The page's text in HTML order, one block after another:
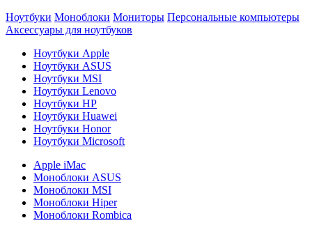
Ноутбуки Моноблоки Мониторы Персональные компьютеры
Аксессуары для ноутбуков
Ноутбуки Apple
Ноутбуки ASUS
Ноутбуки MSI
Ноутбуки Lenovo
Ноутбуки HP
Ноутбуки Huawei
Ноутбуки Honor
Ноутбуки Microsoft
Apple iMac
Моноблоки ASUS
Моноблоки MSI
Моноблоки Hiper
Моноблоки Rombica